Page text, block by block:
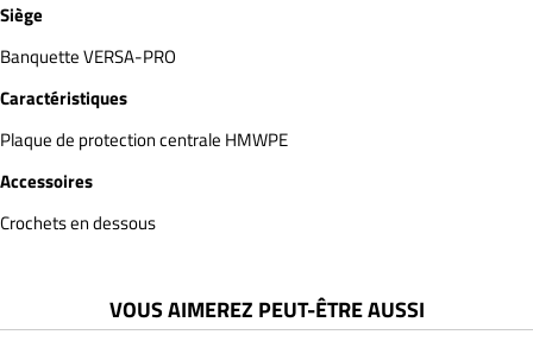
Siège
Banquette VERSA-PRO
Caractéristiques
Plaque de protection centrale HMWPE
Accessoires
Crochets en dessous
VOUS AIMEREZ PEUT-ÊTRE AUSSI